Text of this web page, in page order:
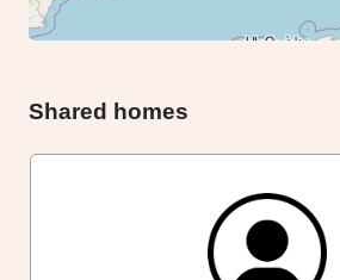
Shared homes